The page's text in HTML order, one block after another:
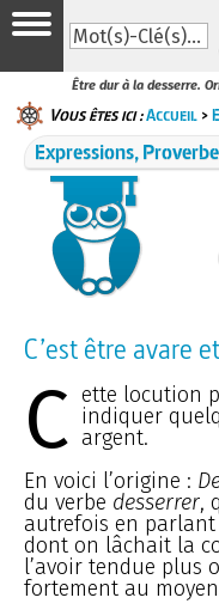
Être dur à la desserre.
Vous êtes ici :Accueil >
Expressions,
C’est être avare
C ette locution
indiquer
argent.
En voici l’origine :
du verbe desserrer,
autrefois en parlant
dont on lâchait la
l’avoir tendue plus
fortement au